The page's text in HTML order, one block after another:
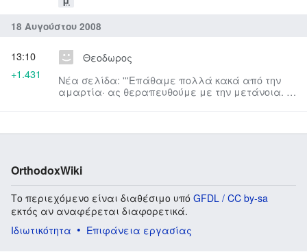
18 Αυγούστου 2008
Θεοδωρος
Νέα σελίδα: '''Επάθαμε πολλά κακά από την
αμαρτία· ας θεραπευθούμε με την μετάνοια. Η
13:10
+1.431
OrthodoxWiki
Το περιεχόμενο είναι διαθέσιμο υπό GFDL / CC by-sa
εκτός αν αναφέρεται διαφορετικά.
Ιδιωτικότητα
Επιφάνεια εργασίας